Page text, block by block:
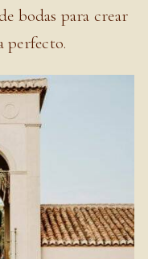
bodas para crear
perfecto.